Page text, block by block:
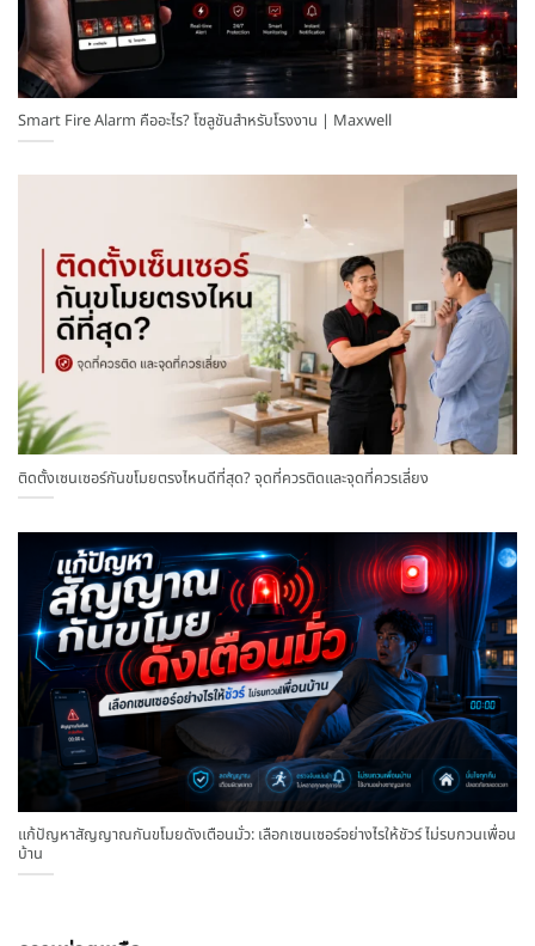
Smart Fire Alarm คืออะไร? โซลูชันสำหรับโรงงาน | Maxwell
ติดตั้งเซนเซอร์กันขโมยตรงไหนดีที่สุด? จุดที่ควรติดและจุดที่ควรเลี่ยง
แก้ปัญหาสัญญาณกันขโมยดังเตือนมั่ว: เลือกเซนเซอร์อย่างไรให้ชัวร์ ไม่รบกวนเพื่อน
บ้าน